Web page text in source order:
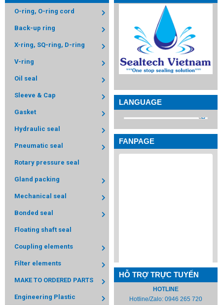
O-ring, O-ring cord
Back-up ring
X-ring, SQ-ring, D-ring
V-ring
Oil seal
Sleeve & Cap
Gasket
Hydraulic seal
Pneumatic seal
Rotary pressure seal
Gland packing
Mechanical seal
Bonded seal
Floating shaft seal
Coupling elements
Filter elements
MAKE TO ORDERED PARTS
Engineering Plastic
LANGUAGE
FANPAGE
HỖ TRỢ TRỰC TUYẾN
HOTLINE
Hotline/Zalo: 0946 265 720